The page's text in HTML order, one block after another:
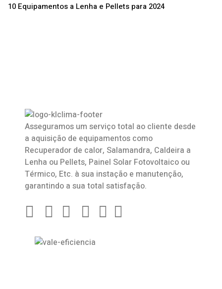
10 Equipamentos a Lenha e Pellets para 2024
Asseguramos um serviço total ao cliente desde
a aquisição de equipamentos como
Recuperador de calor, Salamandra, Caldeira a
Lenha ou Pellets, Painel Solar Fotovoltaico ou
Térmico, Etc. à sua instação e manutenção,
garantindo a sua total satisfação.